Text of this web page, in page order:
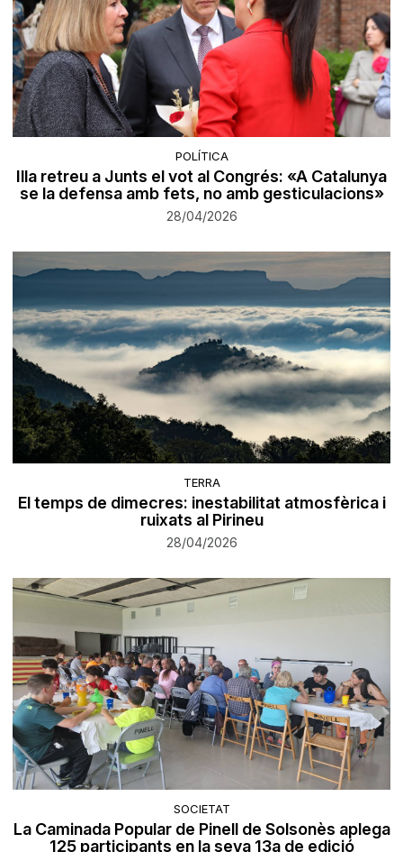
POLÍTICA
Illa retreu a Junts el vot al Congrés: «A Catalunya
se la defensa amb fets, no amb gesticulacions»
28/04/2026
TERRA
El temps de dimecres: inestabilitat atmosfèrica i
ruixats al Pirineu
28/04/2026
SOCIETAT
La Caminada Popular de Pinell de Solsonès aplega
125 participants en la seva 13a de edició